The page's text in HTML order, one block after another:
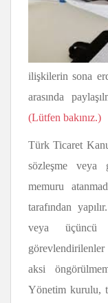
ilişkilerin sona
arasında
(Lütfen bakınız.)
Türk Ticaret
sözleşme veya
memuru
tarafından
veya
görevlendirilenler
aksi
Yönetim kurulu,